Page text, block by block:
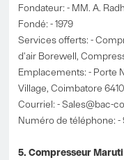
Fondateur: - MM. A.
Fondé: - 1979
Services offerts: -
d'air Borewell,
Emplacements: - Porte
Village, Coimbatore
Courriel: -Sales@bac-
Numéro de téléphone: -
5. Compresseur Maruti